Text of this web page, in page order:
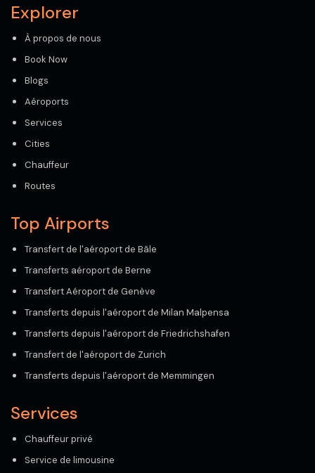
Explorer
À propos de nous
Book Now
Blogs
Aéroports
Services
Cities
Chauffeur
Routes
Top Airports
Transfert de l'aéroport de Bâle
Transferts aéroport de Berne
Transfert Aéroport de Genève
Transferts depuis l'aéroport de Milan Malpensa
Transferts depuis l'aéroport de Friedrichshafen
Transfert de l'aéroport de Zurich
Transferts depuis l'aéroport de Memmingen
Services
Chauffeur privé
Service de limousine